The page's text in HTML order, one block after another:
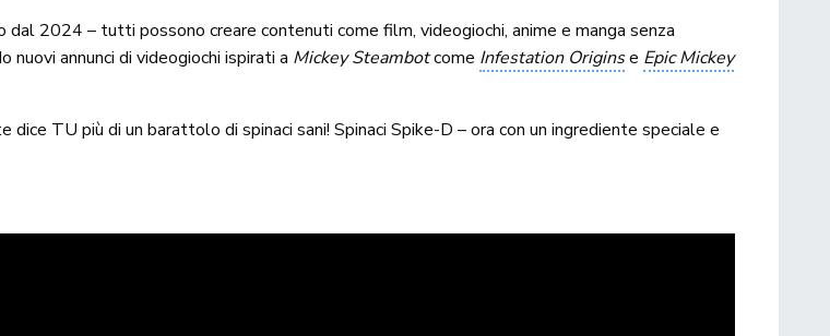
dal 2024 – tutti possono creare contenuti come film, videogiochi, anime e manga senza
annunci di videogiochi ispirati a Mickey Steambotcome Infestation Originse Epic Mickey
dice TU più di un barattolo di spinaci sani! Spinaci Spike-D – ora con un ingrediente speciale e